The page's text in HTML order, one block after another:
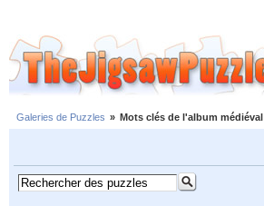
Galeries de Puzzles » Mots clés de l'album médiéval